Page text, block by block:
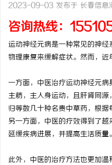
2023-09-03 发布于 长春信息
咨询热线：
运动神经元病是一种常见的神
物理康复来缓解症状。然而，
一方面，中医治疗运动神经元
主筋，主人身运动，且肝肾同
归等数几十种名贵中草药，根
另一方面，中医的疗效得到了
延缓疾病进展，并提高生活质
此外，中医的治疗方法也更加